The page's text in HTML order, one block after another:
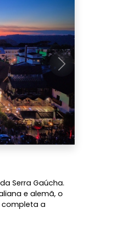
Próximo
Serra Gaúcha.
e alemã, o
completa a